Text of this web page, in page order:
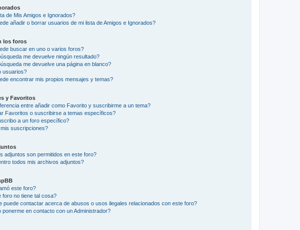
de Mis Amigos e Ignorados?
añadir o borrar usuarios de mi lista de Amigos e Ignorados?
los foros
buscar en uno o varios foros?
me devuelve ningún resultado?
me devuelve una página en blanco?
usuarios?
encontrar mis propios mensajes y temas?
y Favoritos
entre añadir como Favorito y suscribirme a un tema?
Favoritos o suscribirse a temas específicos?
a un foro específico?
suscripciones?
adjuntos son permitidos en este foro?
todos mis archivos adjuntos?
este foro?
foro no tiene tal cosa?
puede contactar acerca de abusos o usos ilegales relacionados con este foro?
ponerme en contacto con un Administrador?